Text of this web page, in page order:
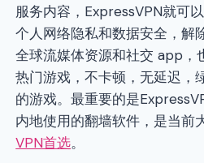
服务内容，ExpressVPN就可
个人网络隐私和数据安全，解
全球流媒体资源和社交 app，
热门游戏，不卡顿，无延迟，
的游戏。最重要的是
内地使用的翻墙软件，是当前
VPN首选。